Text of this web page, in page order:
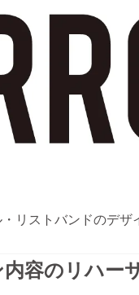
リストバンドのデザ
内容のリハー